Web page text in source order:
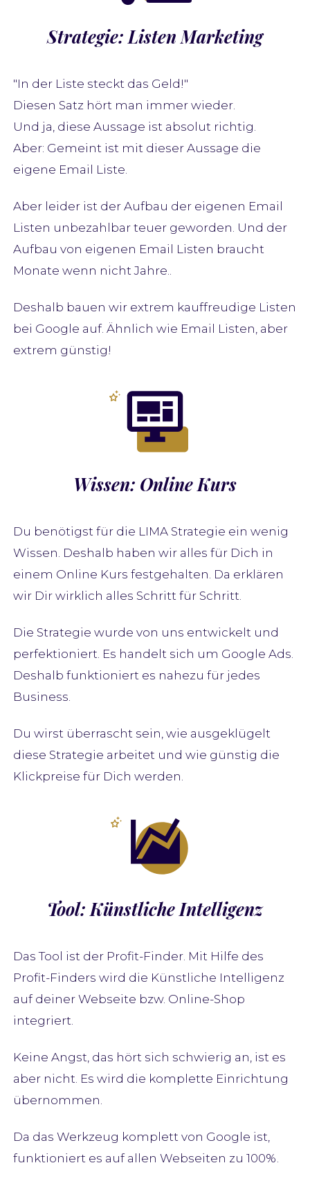
Strategie: Listen Marketing
"In der Liste steckt das Geld!"
Diesen Satz hört man immer wieder.
Und ja, diese Aussage ist absolut richtig.
Aber: Gemeint ist mit dieser Aussage die
eigene Email Liste.
Aber leider ist der Aufbau der eigenen Email
Listen unbezahlbar teuer geworden. Und der
Aufbau von eigenen Email Listen braucht
Monate wenn nicht Jahre..
Deshalb bauen wir extrem kauffreudige Listen
bei Google auf. Ähnlich wie Email Listen, aber
extrem günstig!
Wissen: Online Kurs
Du benötigst für die LIMA Strategie ein wenig
Wissen. Deshalb haben wir alles für Dich in
einem Online Kurs festgehalten. Da erklären
wir Dir wirklich alles Schritt für Schritt.
Die Strategie wurde von uns entwickelt und
perfektioniert. Es handelt sich um Google Ads.
Deshalb funktioniert es nahezu für jedes
Business.
Du wirst überrascht sein, wie ausgeklügelt
diese Strategie arbeitet und wie günstig die
Klickpreise für Dich werden.
Tool: Künstliche Intelligenz
Das Tool ist der Profit-Finder. Mit Hilfe des
Profit-Finders wird die Künstliche Intelligenz
auf deiner Webseite bzw. Online-Shop
integriert.
Keine Angst, das hört sich schwierig an, ist es
aber nicht. Es wird die komplette Einrichtung
übernommen.
Da das Werkzeug komplett von Google ist,
funktioniert es auf allen Webseiten zu 100%.